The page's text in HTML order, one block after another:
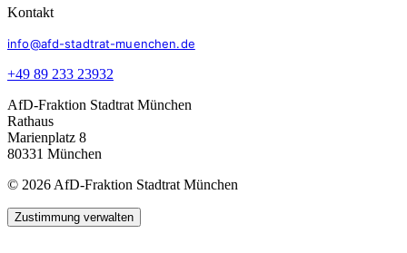
Kontakt
info@afd-stadtrat-muenchen.de
+49 89 233 23932
AfD-Fraktion Stadtrat München
Rathaus
Marienplatz 8
80331 München
© 2026 AfD-Fraktion Stadtrat München
Zustimmung verwalten